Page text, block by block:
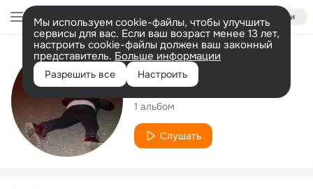
Войти
Мы используем cookie-файлы, чтобы улучшить
сервисы для вас. Если ваш возраст менее 13 лет,
настроить cookie-файлы должен ваш законный
представитель. Больше информации
Разрешить все Настроить
Исполнитель
THIRD MIND
1 альбом
Слушать